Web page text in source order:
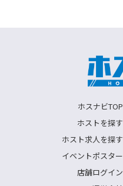
ホスナビTOP
ホストを探す
ホスト求人を探す
イベントポスター
店舗ログイン